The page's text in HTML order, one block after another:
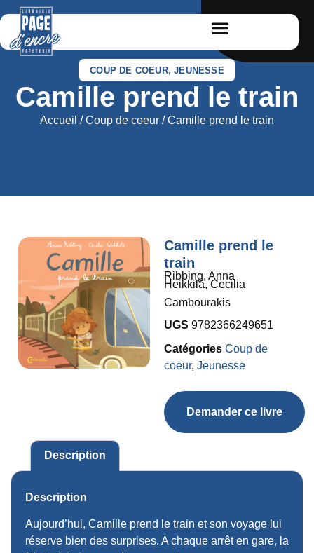
COUP DE COEUR,JEUNESSE
Camille prend le train
Accueil /Coup de coeur / Camille prend le train
Camille prend le
train
Ribbing, Anna
Heikkilä, Cecilia
Cambourakis
UGS 9782366249651
Catégories Coup de
coeur, Jeunesse
Demander ce livre
Description
Description
Aujourd’hui, Camille prend le train et son voyage lui
réserve bien des surprises. A chaque arrêt en gare, la